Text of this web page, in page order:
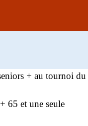
+ au tournoi du
65 et une seule